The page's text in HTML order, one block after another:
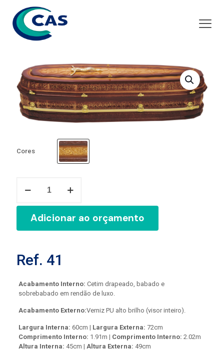
Cores
Adicionar ao orçamento
Ref. 41
Acabamento Interno: Cetim drapeado, babado e
sobrebabado em rendão de luxo.
Acabamento Externo:Verniz PU alto brilho (visor inteiro).
Largura Interna: 60cm | Largura Externa: 72cm
Comprimento Interno: 1.91m | Comprimento Interno: 2.02m
Altura Interna: 45cm | Altura Externa: 49cm